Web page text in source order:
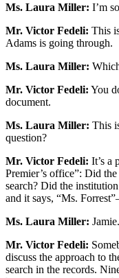
Ms. Laura Miller: I’m
Mr. Victor Fedeli: This
Adams is going through.
Ms. Laura Miller:
Mr. Victor Fedeli: You
document.
Ms. Laura Miller: This
question?
Mr. Victor Fedeli: It’s a
Premier’s office”: Did
search? Did the
and it says, “Ms.
Ms. Laura Miller: Jamie.
Mr. Victor Fedeli:
discuss the approach to
search in the records.